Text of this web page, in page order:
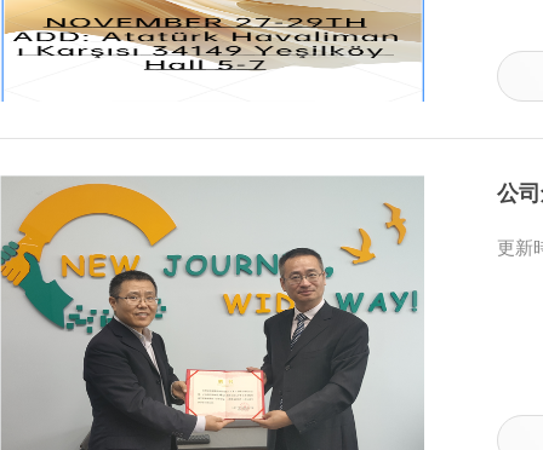
公
更新